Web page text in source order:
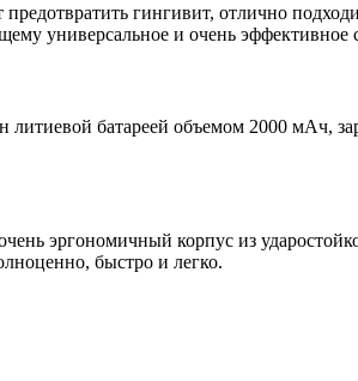
гингивит, отлично
универсальное и очень эффективное
батареей объемом 2000 мАч,
эргономичный корпус из
быстро и легко.